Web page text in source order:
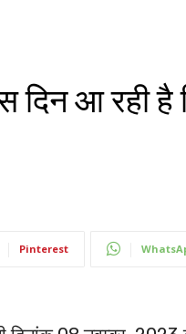
दिन आ रही है
Pinterest